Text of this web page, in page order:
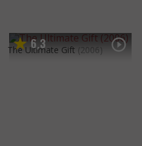
6,3
The Ultimate Gift (2006)